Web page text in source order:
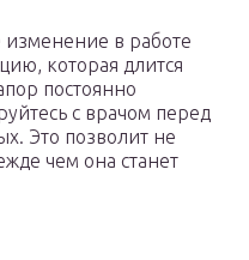
в работе
которая длится
постоянно
с врачом перед
Это позволит не
чем она станет